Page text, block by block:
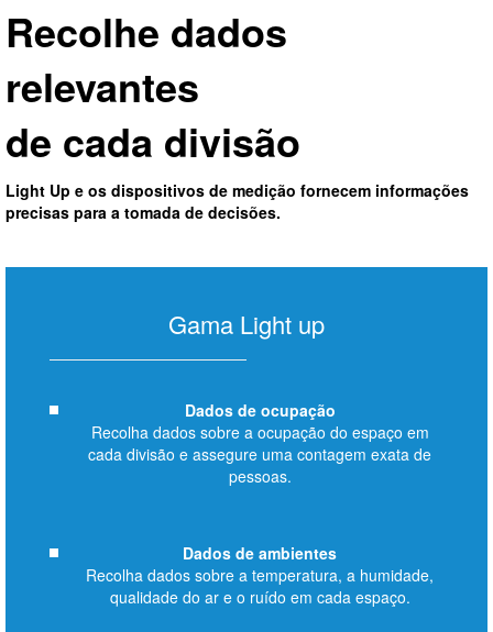
Recolhe dados
relevantes
de cada divisão
Light Up e os dispositivos de medição fornecem informações
precisas para a tomada de decisões.
Gama Light up
Dados de ocupação
Recolha dados sobre a ocupação do espaço em
cada divisão e assegure uma contagem exata de
pessoas.
Dados de ambientes
Recolha dados sobre a temperatura, a humidade,
qualidade do ar e o ruído em cada espaço.